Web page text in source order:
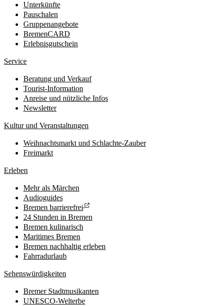
Unterkünfte
Pauschalen
Gruppenangebote
BremenCARD
Erlebnisgutschein
Service
Beratung und Verkauf
Tourist-Information
Anreise und nützliche Infos
Newsletter
Kultur und Veranstaltungen
Weihnachtsmarkt und Schlachte-Zauber
Freimarkt
Erleben
Mehr als Märchen
Audioguides
Bremen barrierefrei
24 Stunden in Bremen
Bremen kulinarisch
Maritimes Bremen
Bremen nachhaltig erleben
Fahrradurlaub
Sehenswürdigkeiten
Bremer Stadtmusikanten
UNESCO-Welterbe